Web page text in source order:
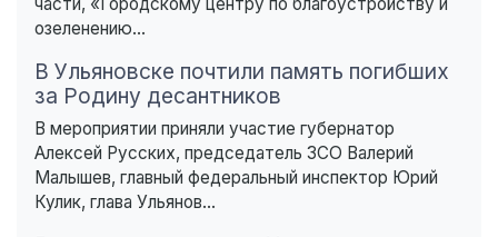
озеленению...
В Ульяновске почтили память погибших
за Родину десантников
В мероприятии приняли участие губернатор
Алексей Русских, председатель ЗСО Валерий
Малышев, главный федеральный инспектор Юрий
Кулик, глава Ульянов...